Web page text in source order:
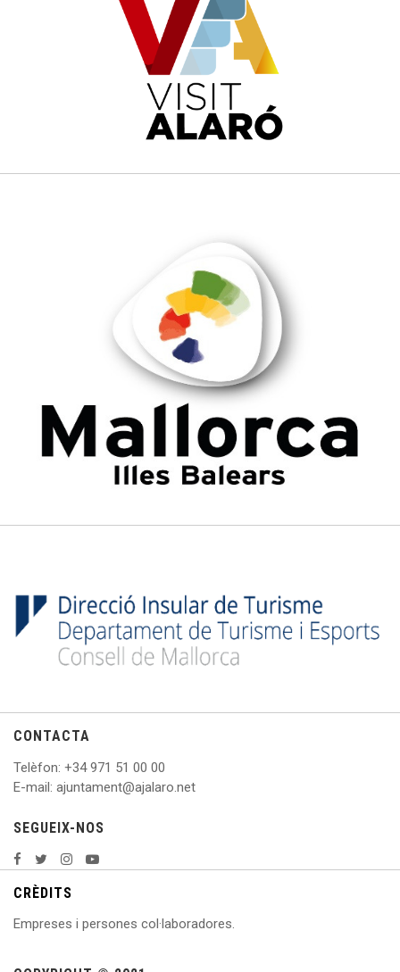
CONTACTA
Telèfon: +34 971 51 00 00
E-mail: ajuntament@ajalaro.net
SEGUEIX-NOS
CRÈDITS
Empreses i persones col·laboradores.